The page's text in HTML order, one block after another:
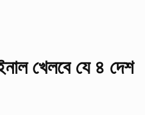
খেলবে যে ৪ দেশ